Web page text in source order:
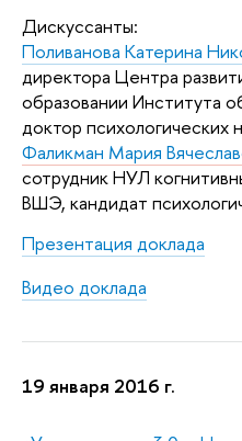
Дискуссанты:
Поливанова Катерина
директора Центра
образовании Института
доктор психологических
Фаликман Мария
сотрудник НУЛ
ВШЭ, кандидат
Презентация доклада
Видео доклада
19 января 2016 г.